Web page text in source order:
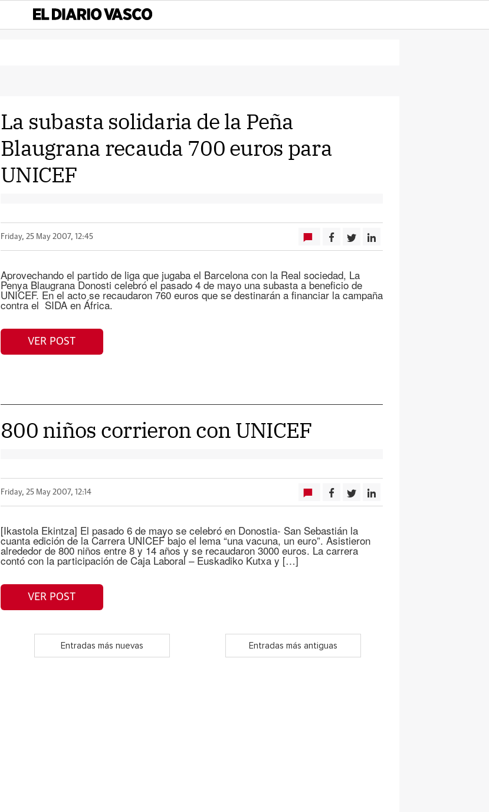
La subasta solidaria de la Peña
Blaugrana recauda 700 euros para
UNICEF
Friday, 25 May 2007, 12:45
Aprovechando el partido de liga que jugaba el Barcelona con la Real sociedad, La
Penya Blaugrana Donosti celebró el pasado 4 de mayo una subasta a beneficio de
UNICEF. En el acto se recaudaron 760 euros que se destinarán a financiar la campaña
contra el SIDA en África.
VER POST
800 niños corrieron con UNICEF
Friday, 25 May 2007, 12:14
[Ikastola Ekintza] El pasado 6 de mayo se celebró en Donostia- San Sebastián la
cuanta edición de la Carrera UNICEF bajo el lema “una vacuna, un euro”. Asistieron
alrededor de 800 niños entre 8 y 14 años y se recaudaron 3000 euros. La carrera
contó con la participación de Caja Laboral – Euskadiko Kutxa y […]
VER POST
Entradas más nuevas Entradas más antiguas